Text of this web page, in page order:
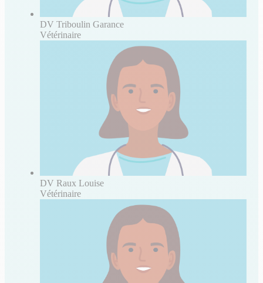
DV Triboulin Garance
Vétérinaire
DV Raux Louise
Vétérinaire